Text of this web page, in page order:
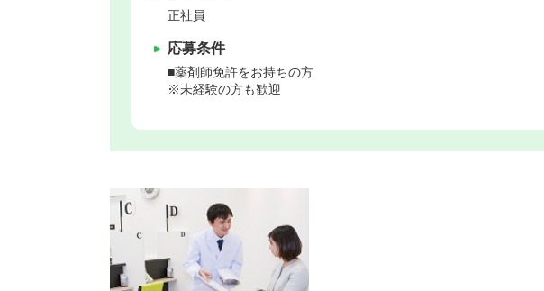
正社員
応募条件
■薬剤師免許をお持ちの方
※未経験の方も歓迎